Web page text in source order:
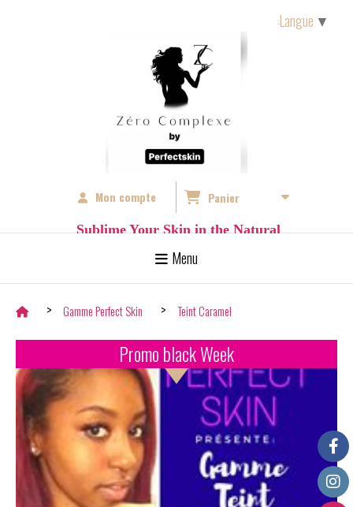
Sublime Your Skin in the Natural
Mon compte Panier
Menu
Gamme Perfect Skin Teint Caramel
Promo black Week
Langue ▼